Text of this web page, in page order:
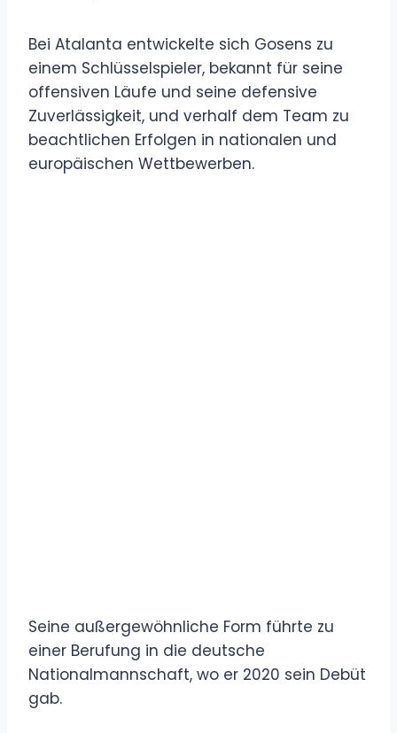
Bei Atalanta entwickelte sich Gosens zu
einem Schlüsselspieler, bekannt für seine
offensiven Läufe und seine defensive
Zuverlässigkeit, und verhalf dem Team zu
beachtlichen Erfolgen in nationalen und
europäischen Wettbewerben.
Seine außergewöhnliche Form führte zu
einer Berufung in die deutsche
Nationalmannschaft, wo er 2020 sein Debüt
gab.